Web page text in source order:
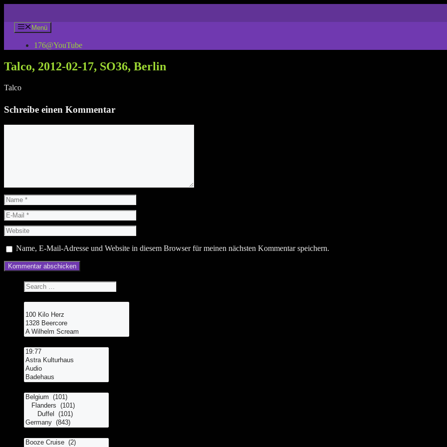
springen Menü
176@YouTube
Talco, 2012-02-17, SO36, Berlin
Talco
Schreibe einen Kommentar
Name
E-
Mail
Website
Name, E-Mail-Adresse und Website in diesem Browser für meinen nächsten Kommentar speichern.